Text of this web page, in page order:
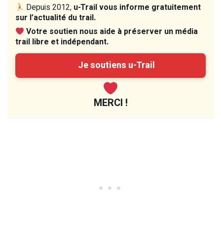
Depuis 2012, u-Trail vous informe gratuitement
sur l’actualité du trail.
Votre soutien nous aide à préserver un média
trail libre et indépendant.
Je soutiens u-Trail
MERCI !